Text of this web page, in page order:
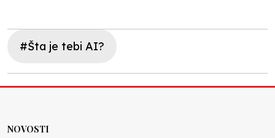
#Šta je tebi AI?
NOVOSTI